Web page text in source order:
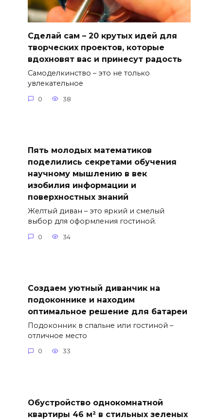
Сделай сам – 20 крутых идей для
творческих проектов, которые
вдохновят вас и принесут радость
Самоделкинство – это не только
увлекательное
0 38
Пять молодых математиков
поделились секретами обучения
научному мышлению в век
изобилия информации и
поверхностных знаний
Желтый диван – это яркий и смелый
выбор для оформления гостиной.
0 34
Создаем уютный диванчик на
подоконнике и находим
оптимальное решение для батареи
Подоконник в спальне или гостиной –
отличное место
0 33
Обустройство однокомнатной
квартиры 46 м² в стильных зеленых